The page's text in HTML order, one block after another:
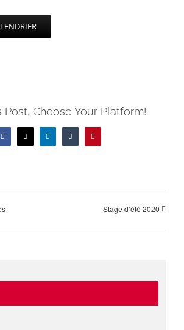
Post, Choose Your Platform!
Facebook
X LinkedInTumblr Pinterest
Stage d’été 2020